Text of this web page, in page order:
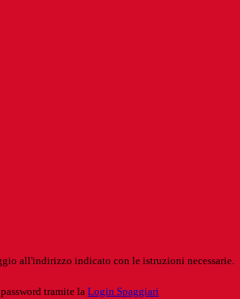
all'indirizzo indicato con le istruzioni necessarie.
tramite la Login Spaggiari